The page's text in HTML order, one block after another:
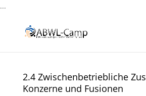
...
2.4 Zwischenbetriebliche
Konzerne und Fusionen